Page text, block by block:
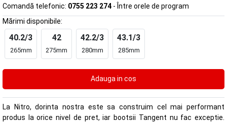
Comandă telefonic: 0755 223 274 - Între orele de program
Mărimi disponibile:
40.2/3
265mm
42
275mm
42.2/3
280mm
43.1/3
285mm
La Nitro, dorinta nostra este sa construim cel mai performant
produs la orice nivel de pret, iar bootsii Tangent nu fac exceptie.